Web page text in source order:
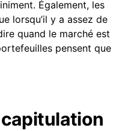
Également, les
lorsqu’il y a assez de
quand le marché est
pensent que
capitulation